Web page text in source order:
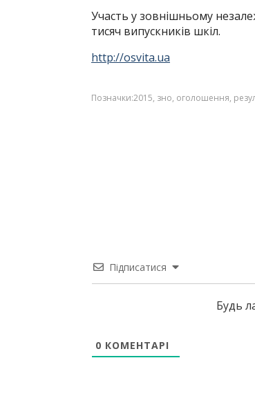
Участь у зовнішньому
тисяч випускників шкіл.
http://osvita.ua
Позначки:2015, зно, оголошення,
Підписатися
Будь
0 КОМЕНТАРІ